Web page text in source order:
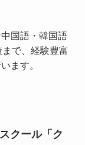
国語・韓国語
で、経験豊富
ます。
クール「ク